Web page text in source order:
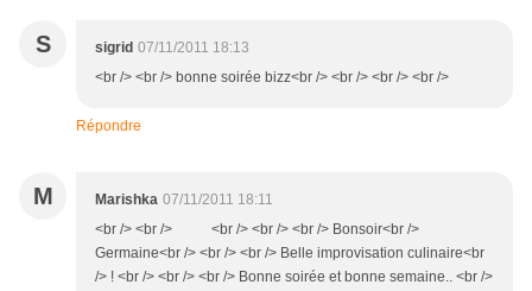
S sigrid 07/11/2011 18:13
<br /> <br /> bonne soirée bizz<br /> <br /> <br /> <br />
Répondre
M Marishka 07/11/2011 18:11
<br /> <br /> <br /> <br /> <br /> Bonsoir<br />
Germaine<br /> <br /> <br /> Belle improvisation culinaire<br
/> ! <br /> <br /> <br /> Bonne soirée et bonne semaine.. <br />